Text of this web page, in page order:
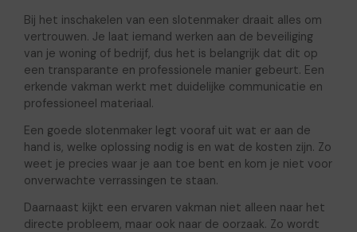
Bij het inschakelen van een slotenmaker draait alles om
vertrouwen. Je laat iemand werken aan de beveiliging
van je woning of bedrijf, dus het is belangrijk dat dit op
een transparante en professionele manier gebeurt. Een
erkende vakman werkt met duidelijke communicatie en
professioneel materiaal.
Een goede slotenmaker legt vooraf uit wat er aan de
hand is, welke oplossing nodig is en wat de kosten zijn. Zo
weet je precies waar je aan toe bent en kom je niet voor
onverwachte verrassingen te staan.
Daarnaast kijkt een ervaren vakman niet alleen naar het
directe probleem, maar ook naar de oorzaak. Zo wordt